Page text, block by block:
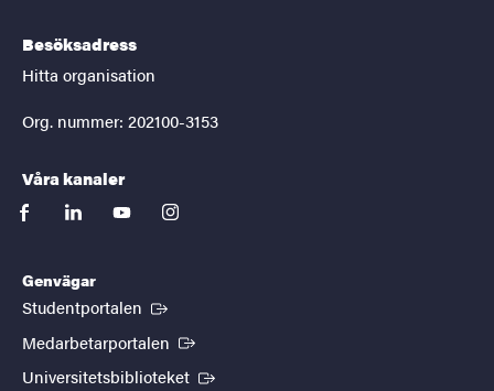
Besöksadress
Hitta organisation
Org. nummer: 202100-3153
Våra kanaler
facebooklinkedinyoutubeinstagram
Genvägar
Studentportalen (Extern länk)
Medarbetarportalen (Extern länk)
Universitetsbiblioteket (Extern länk)